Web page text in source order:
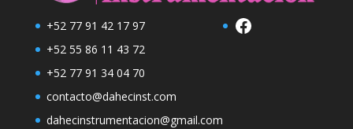
+52 77 91 42 17 97
+52 55 86 11 43 72
+52 77 91 34 04 70
contacto@dahecinst.com
dahecinstrumentacion@gmail.com
Facebook